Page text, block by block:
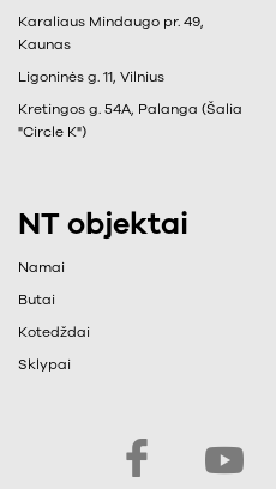
Karaliaus Mindaugo pr. 49,
Kaunas
Ligoninės g. 11, Vilnius
Kretingos g. 54A, Palanga (Šalia
"Circle K")
NT objektai
Namai
Butai
Kotedždai
Sklypai